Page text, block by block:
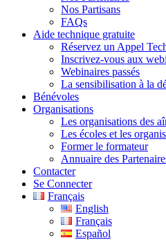
Nos Partisans
FAQs
Aide technique gratuite
Réservez un Appel
Inscrivez-vous aux
Webinaires passés
La sensibilisation à la
Bénévoles
Organisations
Les organisations des
Les écoles et les
Former le formateur
Annuaire des
Contacter
Se Connecter
Français
English
Français
Español